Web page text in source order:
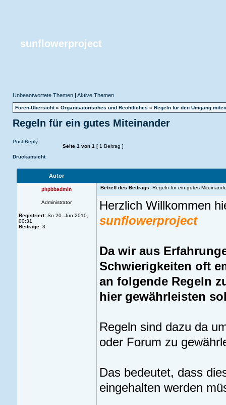
sunflowerproject
Unbeantwortete Themen| Aktive Themen
Foren-Übersicht» Organisatorisches und Rechtliches » Regeln für den Umgang
Regeln für ein gutes Miteinander
Post Reply
Seite 1 von 1 [ 1 Beitrag ]
Druckansicht
Autor
phpbbadmin Betreff des Beitrags:Regeln für ein gutes
Administrator
Registriert:So 20. Jun 2010,
00:31
Beiträge:3
Herzlich Willkommen
sunflowerproject
Da wir aus
Schwierigkeiten oft
an folgende Regeln
hier gewährleisten
Regeln sind dazu da
oder Forum zu
Das bedeutet, dass
eingehalten werden